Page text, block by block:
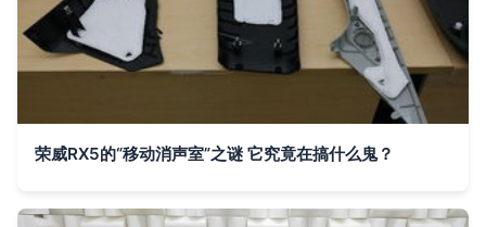
荣威RX5的“移动消声室”之谜 它究竟在搞什么鬼？